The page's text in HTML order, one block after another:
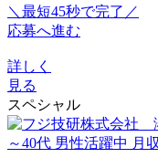
＼最短45秒で完了／
応募へ進む
詳しく
見る
スペシャル